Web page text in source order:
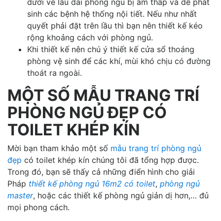
sinh các bệnh hệ thống nội tiết. Nếu như nhất
quyết phải đặt trên lầu thì bạn nên thiết kế kéo
rộng khoảng cách với phòng ngủ.
Khi thiết kế nên chú ý thiết kế cửa sổ thoáng
phòng vệ sinh để các khí, mùi khó chịu có đường
thoát ra ngoài.
MỘT SỐ MẪU TRANG TRÍ
PHÒNG NGỦ ĐẸP CÓ
TOILET KHÉP KÍN
Mời bạn tham khảo một số mẫu trang trí phòng ngủ
đẹp có toilet khép kín chúng tôi đã tổng hợp được.
Trong đó, bạn sẽ thấy cả những điển hình cho giải
Pháp thiết kế phòng ngủ 16m2 có toilet, phòng ngủ
master, hoặc các thiết kế phòng ngủ giản dị hơn,… đủ
mọi phong cách.